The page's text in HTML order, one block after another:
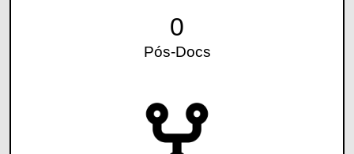
0
Pós-Docs